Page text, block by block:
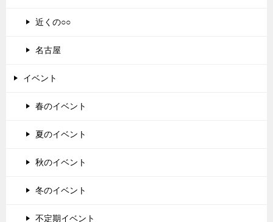
近くの○○
名古屋
イベント
春のイベント
夏のイベント
秋のイベント
冬のイベント
不定期イベント